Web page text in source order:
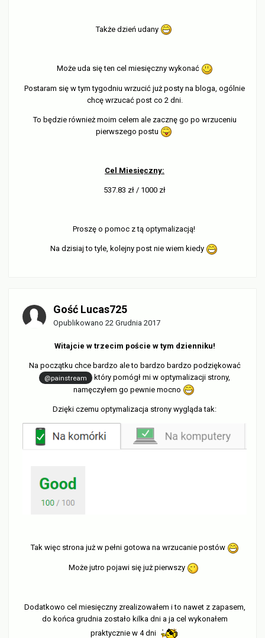
Także dzień udany
Może uda się ten cel miesięczny wykonać
Postaram się w tym tygodniu wrzucić już posty na bloga, ogólnie
chcę wrzucać post co 2 dni.
To będzie również moim celem ale zacznę go po wrzuceniu
pierwszego postu
Cel Miesięczny:
537.83 zł / 1000 zł
Proszę o pomoc z tą optymalizacją!
Na dzisiaj to tyle, kolejny post nie wiem kiedy
Gość Lucas725
Opublikowano 22 Grudnia 2017
Witajcie w trzecim poście w tym dzienniku!
Na początku chce bardzo ale to bardzo bardzo podziękować
@painstream
który pomógł mi w optymalizacji strony,
namęczyłem go pewnie mocno
Dzięki czemu optymalizacja strony wygląda tak:
Tak więc strona już w pełni gotowa na wrzucanie postów
Może jutro pojawi się już pierwszy
Dodatkowo cel miesięczny zrealizowałem i to nawet z zapasem,
do końca grudnia zostało kilka dni a ja cel wykonałem
praktycznie w 4 dni